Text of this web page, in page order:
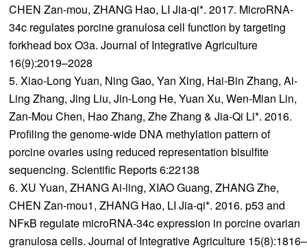
CHEN Zan-mou, ZHANG Hao, LI Jia-qi*. 2017. MicroRNA-
34c regulates porcine granulosa cell function by targeting
forkhead box O3a. Journal of Integrative Agriculture
16(9):2019–2028
5. Xiao-Long Yuan, Ning Gao, Yan Xing, Hai-Bin Zhang, Ai-
Ling Zhang, Jing Liu, Jin-Long He, Yuan Xu, Wen-Mian Lin,
Zan-Mou Chen, Hao Zhang, Zhe Zhang & Jia-Qi Li*. 2016.
Profiling the genome-wide DNA methylation pattern of
porcine ovaries using reduced representation bisulfite
sequencing. Scientific Reports 6:22138
6. XU Yuan, ZHANG Ai-ling, XIAO Guang, ZHANG Zhe,
CHEN Zan-mou1, ZHANG Hao, LI Jia-qi*. 2016. p53 and
NFκB regulate microRNA-34c expression in porcine ovarian
granulosa cells. Journal of Integrative Agriculture 15(8):1816–